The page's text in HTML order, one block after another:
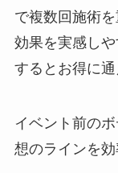
で複数回施術
効果を実感し
するとお得に通
イベント前の
想のラインを効